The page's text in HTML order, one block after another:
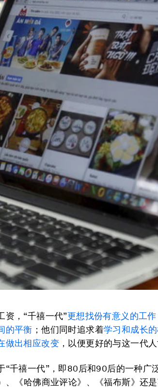
资，“千禧一代”更想找份有意义的工作
的平衡 ；他们同时追求着学习和成长
做出相应改变 ，以便更好的与这一代人
“千禧一代”，即80后和90后的一种广
、《哈佛商业评论》、《福布斯》还